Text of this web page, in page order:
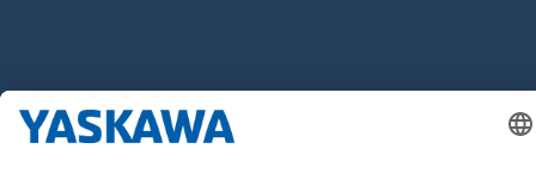
Follow us on...